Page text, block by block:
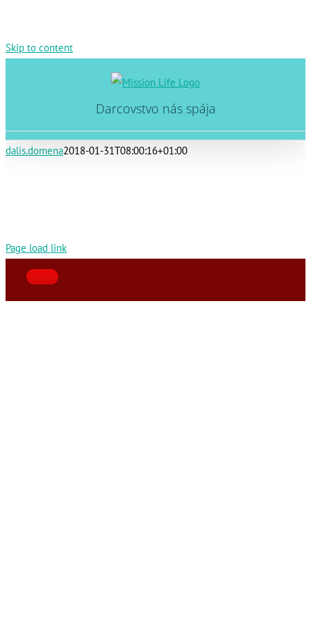
Skip to content
Darcovstvo nás spája
dalis.domena2018-01-31T08:00:16+01:00
Page load link